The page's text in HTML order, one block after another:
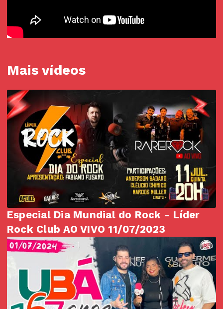
Mais vídeos
Especial Dia Mundial do Rock - Líder
Rock Club AO VIVO 11/07/2023